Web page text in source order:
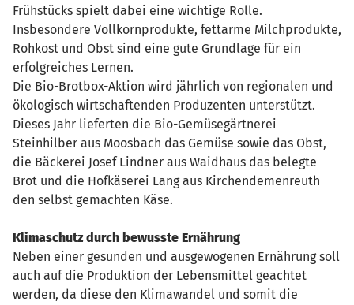
Frühstücks spielt dabei eine wichtige Rolle.
Insbesondere Vollkornprodukte, fettarme Milchprodukte,
Rohkost und Obst sind eine gute Grundlage für ein
erfolgreiches Lernen.
Die Bio-Brotbox-Aktion wird jährlich von regionalen und
ökologisch wirtschaftenden Produzenten unterstützt.
Dieses Jahr lieferten die Bio-Gemüsegärtnerei
Steinhilber aus Moosbach das Gemüse sowie das Obst,
die Bäckerei Josef Lindner aus Waidhaus das belegte
Brot und die Hofkäserei Lang aus Kirchendemenreuth
den selbst gemachten Käse.
Klimaschutz durch bewusste Ernährung
Neben einer gesunden und ausgewogenen Ernährung soll
auch auf die Produktion der Lebensmittel geachtet
werden, da diese den Klimawandel und somit die